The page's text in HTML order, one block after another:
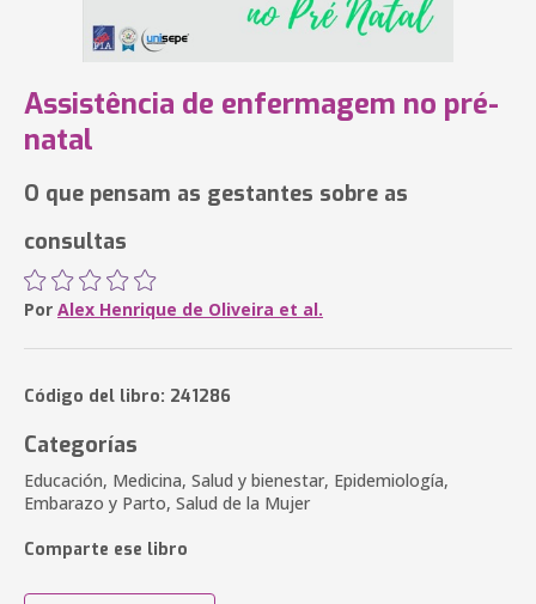
Assistência de enfermagem no pré-
natal
O que pensam as gestantes sobre as
consultas
Por Alex Henrique de Oliveira et al.
Código del libro: 241286
Categorías
Educación, Medicina, Salud y bienestar, Epidemiología,
Embarazo y Parto, Salud de la Mujer
Comparte ese libro